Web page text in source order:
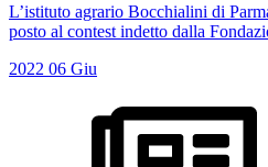
L’istituto agrario Bocchialini di
posto al contest indetto dalla
2022 06 Giu